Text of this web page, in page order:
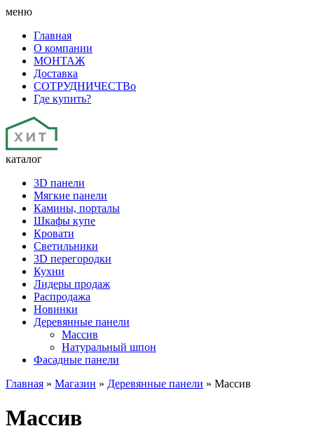
меню
Главная
О компании
МОНТАЖ
Доставка
СОТРУДНИЧЕСТВо
Где купить?
каталог
3D панели
Мягкие панели
Камины, порталы
Шкафы купе
Кровати
Светильники
3D перегородки
Кухни
Лидеры продаж
Распродажа
Новинки
Деревянные панели
Массив
Натуральный шпон
Фасадные панели
Главная » Магазин » Деревянные панели » Массив
Массив